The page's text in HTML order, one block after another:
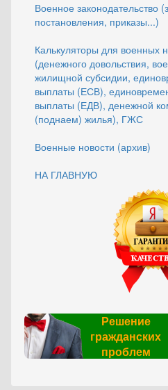
Военное законодательство
постановления, приказы...)
Калькуляторы для военных
(денежного довольствия,
жилищной субсидии,
выплаты (ЕСВ),
выплаты (ЕДВ), денежной
(поднаем) жилья), ГЖС
Военные новости (архив)
НА ГЛАВНУЮ
Решение
гражданских
проблем